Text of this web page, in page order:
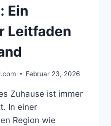
Ein
Leitfaden
Februar 23, 2026
Zuhause ist immer
In einer
Region wie